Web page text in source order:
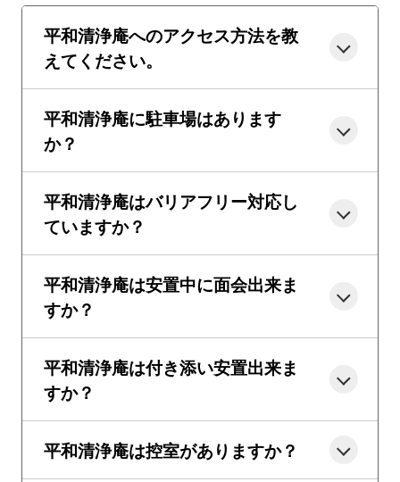
平和清浄庵へのアクセス方法を教
えてください。
平和清浄庵に駐車場はあります
か？
平和清浄庵はバリアフリー対応し
ていますか？
平和清浄庵は安置中に面会出来ま
すか？
平和清浄庵は付き添い安置出来ま
すか？
平和清浄庵は控室がありますか？